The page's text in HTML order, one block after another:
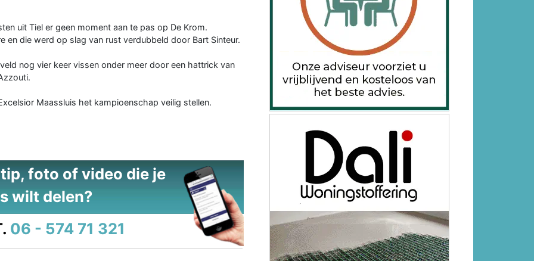
uit Tiel er geen moment aan te pas op De Krom.
en die werd op slag van rust verdubbeld door Bart Sinteur.
nog vier keer vissen onder meer door een hattrick van
Maassluis het kampioenschap veilig stellen.
foto of video die je
wilt delen?
06 - 574 71 321